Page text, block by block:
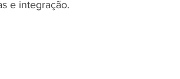
e integração.